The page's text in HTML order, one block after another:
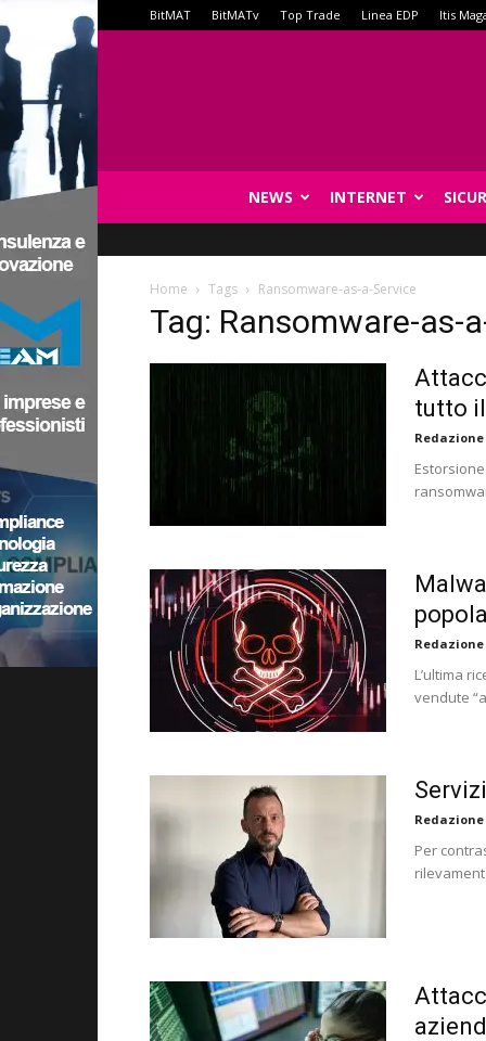
BitMAT BitMATv Top Trade Linea EDP Itis
NEWS INTERNET
Home Tags Ransomware-as-a-Service
Tag: Ransomware-as-
tutto il
L’ultima
vendute
Per